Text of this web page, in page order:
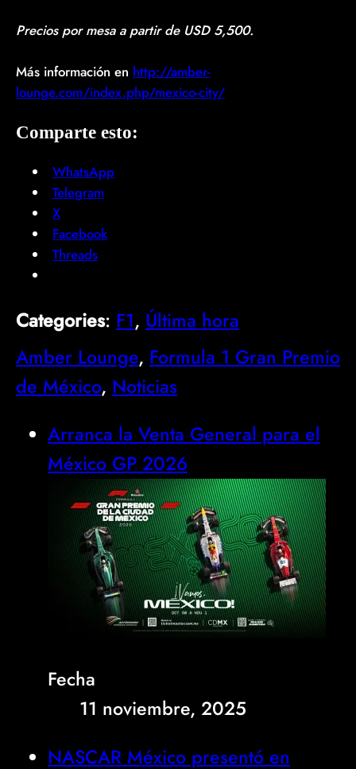
Precios por mesa a partir de USD 5,500.
Más información en http://amber-
lounge.com/index.php/mexico-city/
Comparte esto:
WhatsApp
Telegram
X
Facebook
Threads
Categories: F1, Última hora
Amber Lounge, Formula 1 Gran Premio
de México, Noticias
Arranca la Venta General para el
México GP 2026
Fecha
11 noviembre, 2025
NASCAR México presentó en